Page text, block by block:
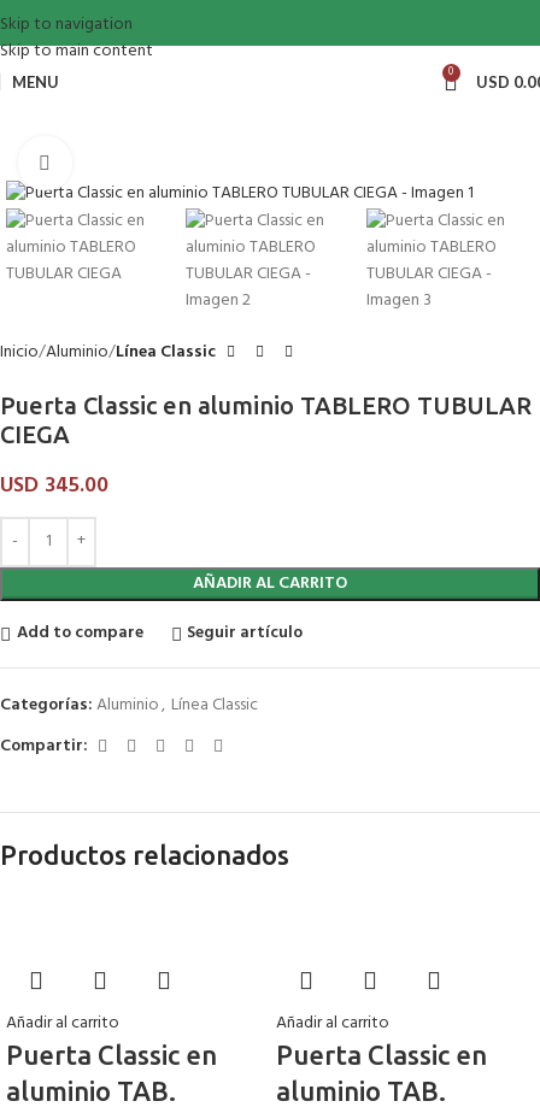
Skip to navigation
Skip to main content
MENU 0 USD
Inicio Aluminio Línea Classic
Puerta Classic en aluminio TABLERO TUBULAR
CIEGA
USD 345.00
AÑADIR AL CARRITO
Add to compare
Seguir artículo
Categorías:Aluminio, Línea Classic
Compartir:
Productos relacionados
Añadir al carrito
Puerta Classic en
aluminio TAB.
Añadir al carrito
Puerta Classic en
aluminio TAB.